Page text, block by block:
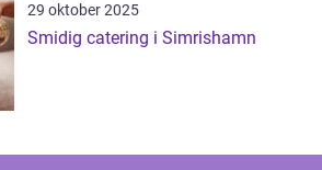
29 oktober 2025
Smidig catering i Simrishamn